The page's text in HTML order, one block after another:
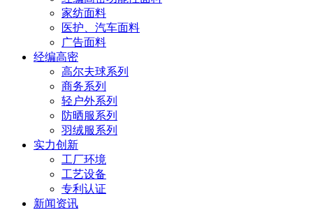
家纺面料
医护、汽车面料
广告面料
经编高密
高尔夫球系列
商务系列
轻户外系列
防晒服系列
羽绒服系列
实力创新
工厂环境
工艺设备
专利认证
新闻资讯